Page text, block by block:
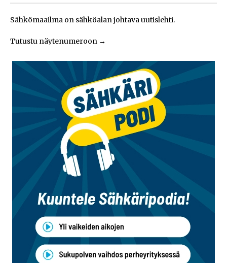
Sähkömaailma on sähköalan johtava uutislehti.
Tutustu näytenumeroon →